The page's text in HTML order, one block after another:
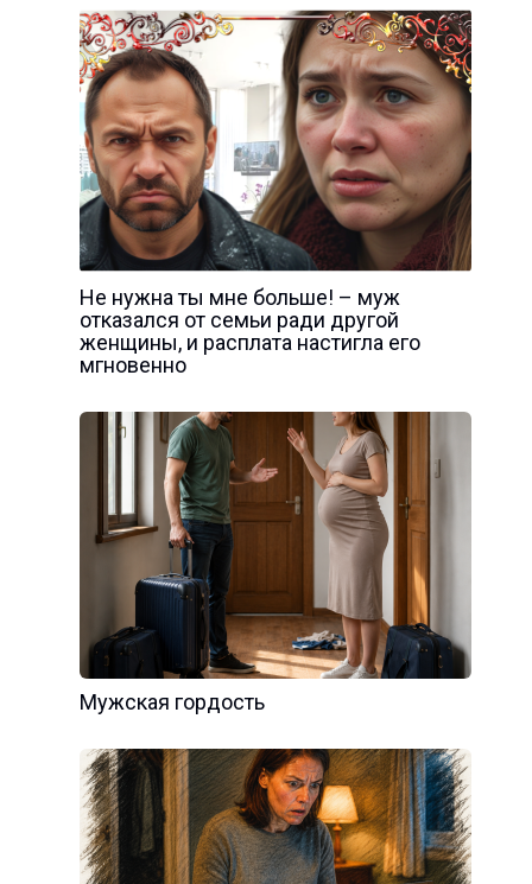
Не нужна ты мне больше! – муж
отказался от семьи ради другой
женщины, и расплата настигла его
мгновенно
Мужская гордость